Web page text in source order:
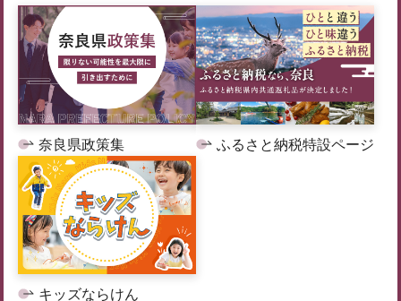
奈良県政策集 ふるさと納税特設ページ
キッズならけん